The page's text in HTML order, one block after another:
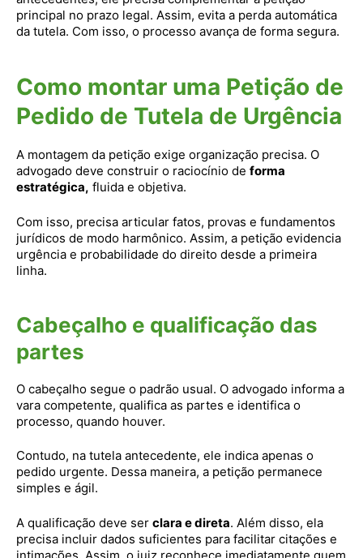
principal no prazo legal. Assim, evita a perda automática
da tutela. Com isso, o processo avança de forma segura.
Como montar uma Petição de
Pedido de Tutela de Urgência
A montagem da petição exige organização precisa. O
advogado deve construir o raciocínio de forma
estratégica, fluida e objetiva.
Com isso, precisa articular fatos, provas e fundamentos
jurídicos de modo harmônico. Assim, a petição evidencia
urgência e probabilidade do direito desde a primeira
linha.
Cabeçalho e qualificação das
partes
O cabeçalho segue o padrão usual. O advogado informa a
vara competente, qualifica as partes e identifica o
processo, quando houver.
Contudo, na tutela antecedente, ele indica apenas o
pedido urgente. Dessa maneira, a petição permanece
simples e ágil.
A qualificação deve ser clara e direta. Além disso, ela
precisa incluir dados suficientes para facilitar citações e